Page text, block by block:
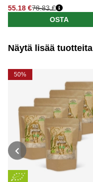
55.18 €78.83 €
OSTA
Näytä lisää tuotteita
50%